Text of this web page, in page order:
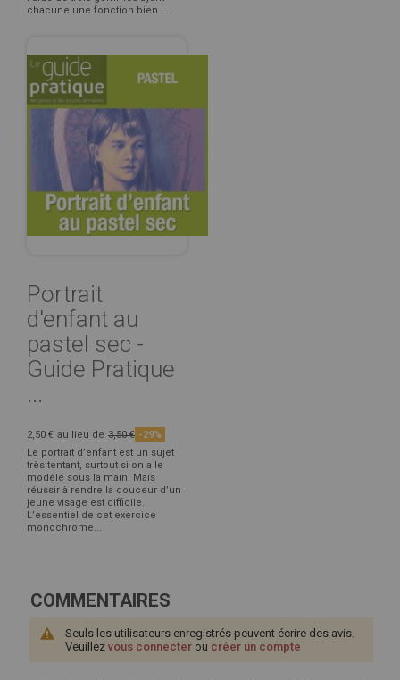
chacune une fonction bien ...
Portrait
d'enfant au
pastel sec -
Guide Pratique
...
2,50 € au lieu de 3,50 € -29%
Le portrait d’enfant est un sujet
très tentant, surtout si on a le
modèle sous la main. Mais
réussir à rendre la douceur d’un
jeune visage est difficile.
L’essentiel de cet exercice
monochrome...
COMMENTAIRES
Seuls les utilisateurs enregistrés peuvent écrire des avis.
Veuillez vous connecter ou créer un compte